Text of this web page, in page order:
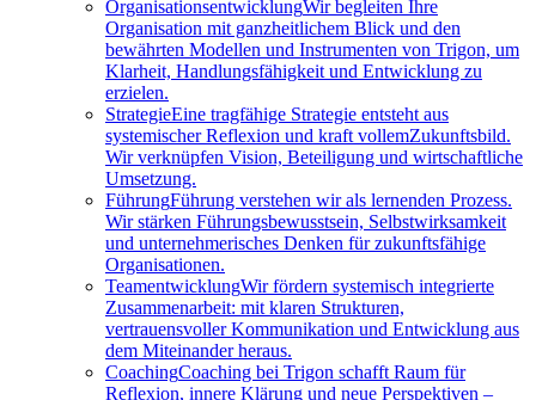
OrganisationsentwicklungWir begleiten Ihre
Organisation mit ganzheitlichem Blick und den
bewährten Modellen und Instrumenten von Trigon, um
Klarheit, Handlungsfähigkeit und Entwicklung zu
erzielen.
StrategieEine tragfähige Strategie entsteht aus
systemischer Reflexion und kraft vollemZukunftsbild.
Wir verknüpfen Vision, Beteiligung und wirtschaftliche
Umsetzung.
FührungFührung verstehen wir als lernenden Prozess.
Wir stärken Führungsbewusstsein, Selbstwirksamkeit
und unternehmerisches Denken für zukunftsfähige
Organisationen.
TeamentwicklungWir fördern systemisch integrierte
Zusammenarbeit: mit klaren Strukturen,
vertrauensvoller Kommunikation und Entwicklung aus
dem Miteinander heraus.
CoachingCoaching bei Trigon schafft Raum für
Reflexion, innere Klärung und neue Perspektiven –